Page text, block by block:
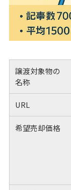
譲渡対象物の
名称
URL
希望売却価格